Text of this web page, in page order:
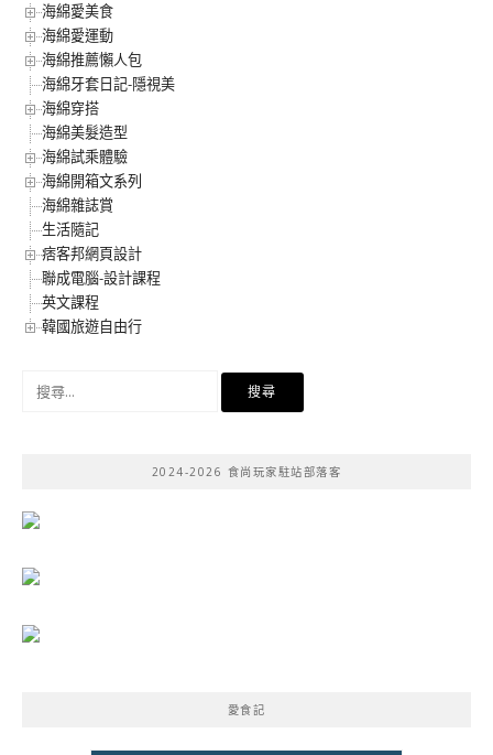
海綿愛美食
海綿愛運動
海綿推薦懶人包
海綿牙套日記-隱視美
海綿穿搭
海綿美髮造型
海綿試乘體驗
海綿開箱文系列
海綿雜誌賞
生活隨記
痞客邦網頁設計
聯成電腦-設計課程
英文課程
韓國旅遊自由行
2024-2026 食尚玩家駐站部落客
愛食記